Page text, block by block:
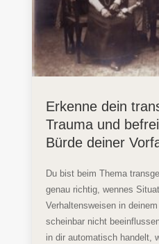
Erkenne dein
Trauma und
Bürde deiner
Du bist beim Thema
genau richtig, wennes
Verhaltensweisen in
scheinbar nicht
in dir automatisch handelt,